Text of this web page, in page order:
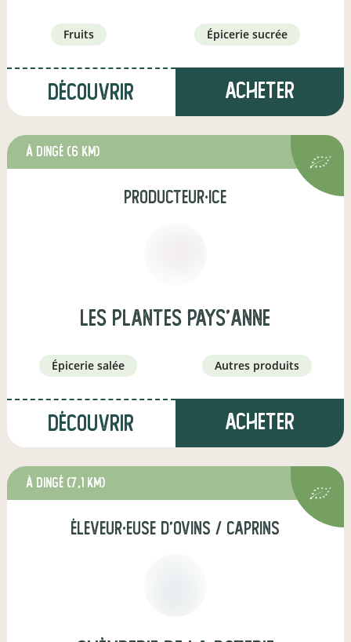
fruits épicerie sucrée
Découvrir Acheter
à Dingé (6 km)
producteur·ice
les plantes pays'anne
épicerie salée autres produits
Découvrir Acheter
à Dingé (7,1 km)
éleveur·euse d'ovins / caprins